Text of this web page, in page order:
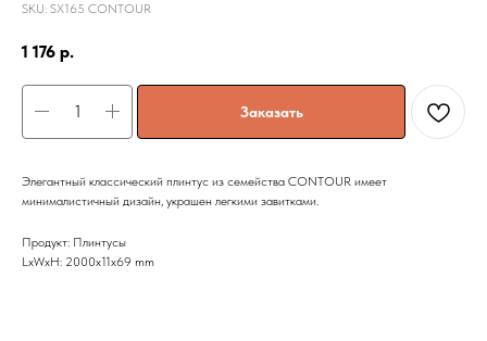
SKU: SX165 CONTOUR
1 176 р.
Заказать
Элегантный классический плинтус из семейства CONTOUR имеет
минималистичный дизайн, украшен легкими завитками.
Продукт: Плинтусы
LxWxH: 2000x11x69 mm